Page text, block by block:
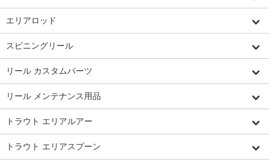
エリアロッド
スピニングリール
リール カスタムパーツ
リール メンテナンス用品
トラウト エリアルアー
トラウト エリアスプーン